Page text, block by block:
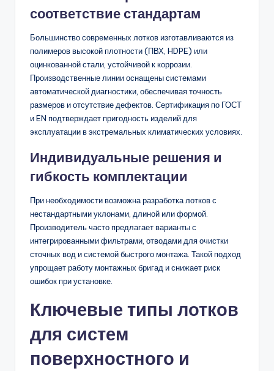
соответствие стандартам
Большинство современных лотков изготавливаются из
полимеров высокой плотности (ПВХ, HDPE) или
оцинкованной стали, устойчивой к коррозии.
Производственные линии оснащены системами
автоматической диагностики, обеспечивая точность
размеров и отсутствие дефектов. Сертификация по ГОСТ
и EN подтверждает пригодность изделий для
эксплуатации в экстремальных климатических условиях.
Индивидуальные решения и
гибкость комплектации
При необходимости возможна разработка лотков с
нестандартными уклонами, длиной или формой.
Производитель часто предлагает варианты с
интегрированными фильтрами, отводами для очистки
сточных вод и системой быстрого монтажа. Такой подход
упрощает работу монтажных бригад и снижает риск
ошибок при установке.
Ключевые типы лотков
для систем
поверхностного и